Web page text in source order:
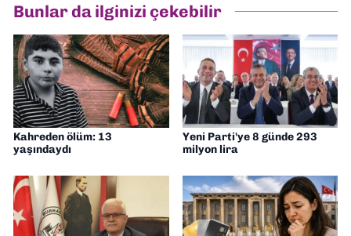
Gazetesi'nde editörlük yapıyorum
Bunlar da ilginizi çekebilir
Kahreden ölüm: 13
yaşındaydı
Yeni Parti'ye 8 günde 293
milyon lira